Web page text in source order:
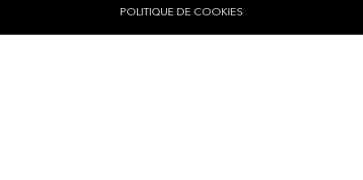
POLITIQUE DE COOKIES